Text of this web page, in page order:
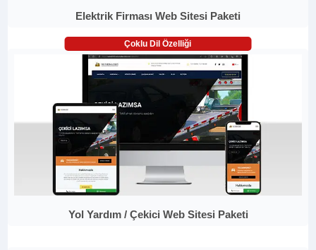
Elektrik Firması Web Sitesi Paketi
Çoklu Dil Özelliği
Yol Yardım / Çekici Web Sitesi Paketi